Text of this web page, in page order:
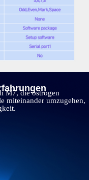
M7, die ostrogen
miteinander umzugehen,